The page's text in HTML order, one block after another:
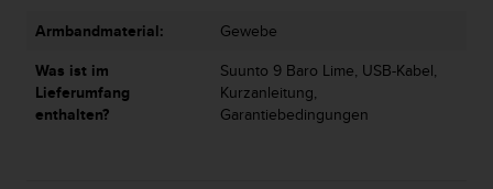
Armbandmaterial:
Gewebe
Was ist im
Lieferumfang
enthalten?
Suunto 9 Baro Lime, USB-Kabel,
Kurzanleitung,
Garantiebedingungen